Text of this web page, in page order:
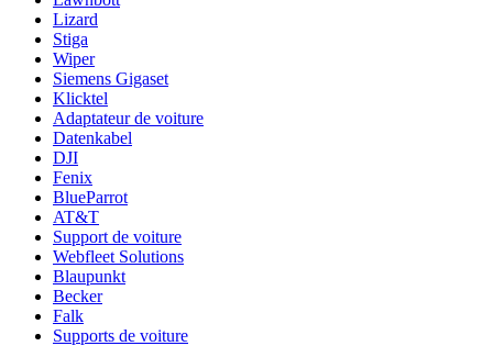
Lizard
Stiga
Wiper
Siemens Gigaset
Klicktel
Adaptateur de voiture
Datenkabel
DJI
Fenix
BlueParrot
AT&T
Support de voiture
Webfleet Solutions
Blaupunkt
Becker
Falk
Supports de voiture